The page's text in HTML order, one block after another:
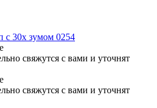
с 30x зумом 0254
свяжутся с вами и уточнят
свяжутся с вами и уточнят